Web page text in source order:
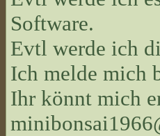
Software.
Evtl werde ich
Ich melde mich
Ihr könnt mich